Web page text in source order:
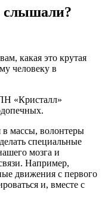
слышали?
какая это крутая
человеку в
«Кристалл»
в массы, волонтеры
специальные
мозга и
Например,
движения с первого
и, вместе с